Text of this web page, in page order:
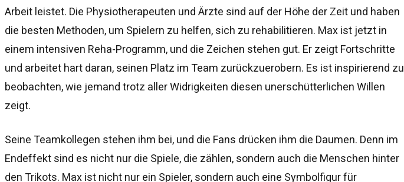
Arbeit leistet. Die Physiotherapeuten und Ärzte sind auf der Höhe der Zeit und haben
die besten Methoden, um Spielern zu helfen, sich zu rehabilitieren. Max ist jetzt in
einem intensiven Reha-Programm, und die Zeichen stehen gut. Er zeigt Fortschritte
und arbeitet hart daran, seinen Platz im Team zurückzuerobern. Es ist inspirierend zu
beobachten, wie jemand trotz aller Widrigkeiten diesen unerschütterlichen Willen
zeigt.
Seine Teamkollegen stehen ihm bei, und die Fans drücken ihm die Daumen. Denn im
Endeffekt sind es nicht nur die Spiele, die zählen, sondern auch die Menschen hinter
den Trikots. Max ist nicht nur ein Spieler, sondern auch eine Symbolfigur für